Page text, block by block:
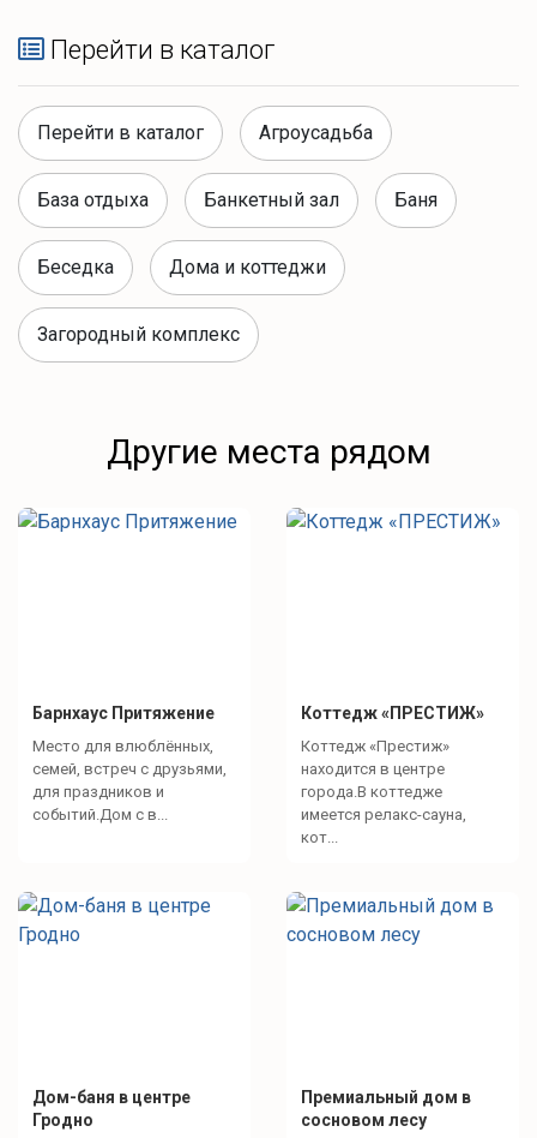
Перейти в каталог
Перейти в каталог Агроусадьба
База отдыха Банкетный зал Баня
Беседка Дома и коттеджи
Загородный комплекс
Другие места рядом
Барнхаус Притяжение
Место для влюблённых,
семей, встреч с друзьями,
для праздников и
событий.Дом с в...
Коттедж «ПРЕСТИЖ»
Коттедж «Престиж»
находится в центре
города.В коттедже
имеется релакс-сауна,
кот...
Дом-баня в центре
Гродно
Премиальный дом в
сосновом лесу